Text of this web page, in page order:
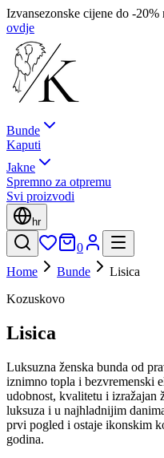
Izvansezonske cijene do -
ovdje
Bunde
Kaputi
Jakne
Spremno za otpremu
Svi proizvodi
hr
0
Home
Bunde
Lisica
Kozuskovo
Lisica
Luksuzna ženska bunda od
iznimno topla i bezvremenski
udobnost, kvalitetu i izražajan
luksuza i u najhladnijim
prvi pogled i ostaje ikonskim
godina.